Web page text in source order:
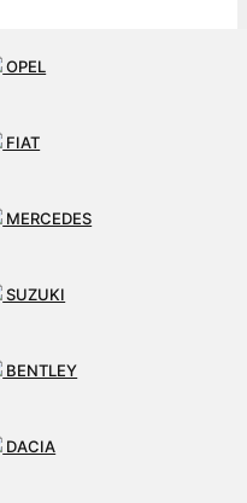
OPEL
FIAT
MERCEDES
SUZUKI
BENTLEY
DACIA